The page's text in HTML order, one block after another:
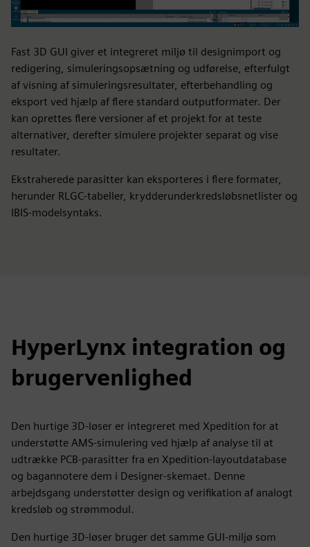
Fast 3D GUI giver et integreret miljø til designimport og
redigering, simuleringsopsætning og udførelse, efterfulgt
af visning af simuleringsresultater, efterbehandling og
eksport ved hjælp af flere standard outputformater. Der
kan oprettes flere versioner af et projekt for at teste
alternativer, derefter simulere projekter separat og vise
resultater.
Ekstraherede parasitter kan eksporteres i flere formater,
herunder RLGC-tabeller, krydderunderkredsløbsnetlister og
IBIS-modelsyntaks.
HyperLynx integration og
brugervenlighed
Den hurtige 3D-løser er integreret med Xpedition for at
understøtte AMS-simulering ved hjælp af analyse til at
udtrække PCB-parasitter fra en Xpedition-layoutdatabase
og bagannotere dem i Designer-skemaet. Denne
arbejdsgang understøtter design og verifikation af analogt
kredsløb og strømmodul.
Den hurtige 3D-løser bruger det samme GUI-miljø som